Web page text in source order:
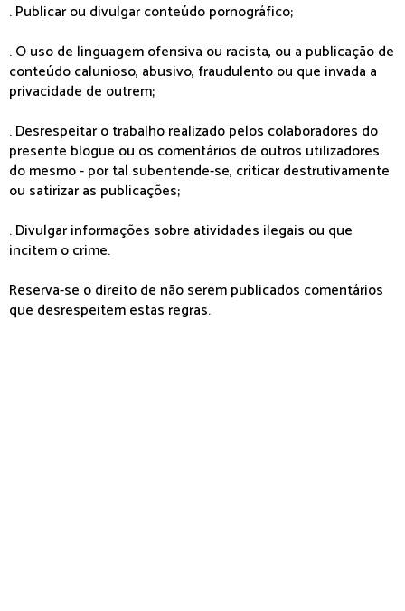
. Publicar ou divulgar conteúdo pornográfico;
. O uso de linguagem ofensiva ou racista, ou a publicação de
conteúdo calunioso, abusivo, fraudulento ou que invada a
privacidade de outrem;
. Desrespeitar o trabalho realizado pelos colaboradores do
presente blogue ou os comentários de outros utilizadores
do mesmo - por tal subentende-se, criticar destrutivamente
ou satirizar as publicações;
. Divulgar informações sobre atividades ilegais ou que
incitem o crime.
Reserva-se o direito de não serem publicados comentários
que desrespeitem estas regras.